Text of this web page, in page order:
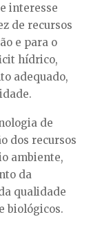
interesse
de recursos
e para o
hídrico,
adequado,
de
dos recursos
ambiente,
da
qualidade
biológicos.